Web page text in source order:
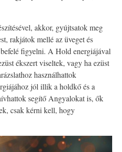
akkor, gyújtsatok meg
rakjátok mellé az üveget és
figyelni. A Hold energiájával
ékszert viseltek, vagy ha ezüst
használhattok
jól illik a holdkő és a
segítő Angyalokat is, ők
csak kérni kell, hogy